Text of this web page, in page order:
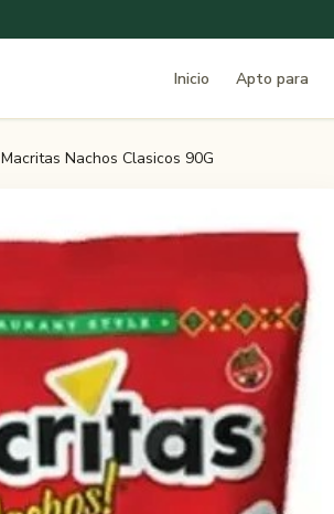
Inicio Apto para
Macritas Nachos Clasicos 90G